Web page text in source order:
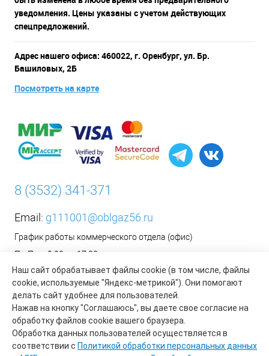
Наш сайт обрабатывает файлы cookie (в том числе, файлы
cookie, используемые "Яндекс-метрикой"). Они помогают
делать сайт удобнее для пользователей.
Нажав на кнопку "Соглашаюсь", вы даете свое согласие на
обработку файлов cookie вашего браузера.
Обработка данных пользователей осуществляется в
соответствии с Политикой обработки персональных данных
уведомления. Цены указаны с учетом действующих
спецпредложений.
Адрес нашего офиса: 460022, г. Оренбург, ул. Бр.
Башиловых, 2Б
Посмотреть на карте
8 (3532) 341-371
Email: g111001@oblgaz56.ru
График работы коммерческого отдела (офис)
Пн-Пт: с 9:00 до 17:00
Сб-Вс: Выходной
__________________________________________
Оформить заявку на установку бытового газового
оборудования возможно на сайте организации АО «Газпром
газораспределение Оренбург»:https://www.oblgaz56.ru/